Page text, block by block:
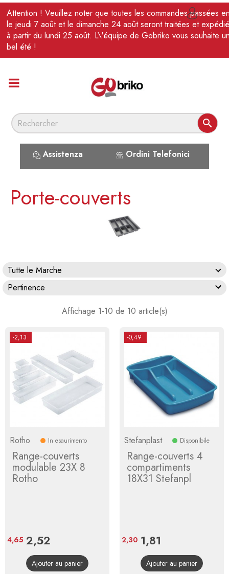
Attention ! Veuillez noter que toutes les commandes passées
le jeudi 7 août et le dimanche 24 août seront traitées et
à partir du lundi 25 août. L\'équipe de Gobriko vous souhaite
bel été !

Assistenza Ordini Telefonici
FR
Porte-couverts
Tutte le Marche
Pertinence

Affichage 1-10 de 10 article(s)
-2,13
Rotho In esaurimento
Range-couverts
modulable 23X 8
Rotho
Prix
2,52
de
base
4,65
Ajouter au panier
-0,49
Stefanplast Disponibile
Range-couverts 4
compartiments
18X31 Stefanpl
Prix
1,81
de
base
2,30
Ajouter au panier